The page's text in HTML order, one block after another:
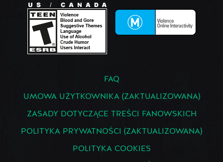
FAQ
UMOWA UŻYTKOWNIKA (ZAKTUALIZOWANA)
ZASADY DOTYCZĄCE TREŚCI FANOWSKICH
POLITYKA PRYWATNOŚCI (ZAKTUALIZOWANA)
POLITYKA COOKIES